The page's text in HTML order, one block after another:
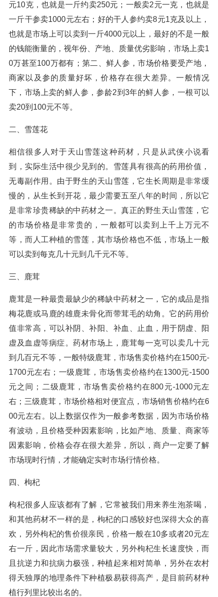
元10克，也就是一斤约卖250元；一般卖2元一克，也就是
一斤干参卖1000元左右；好的干人参约卖8元1克及以上，
也就是市场上可以卖到一斤4000元以上，最好的不是一般
的钱能衡量的，视年份、产地、质量优劣影响，市场上卖1
0万甚至100万都有；第二、鲜人参，市场价格要受产地，
商家以及参的质量好坏，价格存在很大差异。一般情况
下，市场上卖的鲜人参，参龄2到3年的鲜人参，一根可以
卖20到100元不等。
二、雪莲花
相信很多人对于天山雪莲这种药材，只是从武侠小说看
到，实际生活中很少见到的。雪莲具有很高的药用价值，
无毒副作用。由于野生的天山雪莲，它生长周期是非常缓
慢的，从生长到开花，最少需要五至八年的时间，所以它
是非常珍贵稀缺的中药材之一。真正的野生天山雪莲，它
的市场价格是非常贵的，一般都可以卖到上千上万元不
等，而人工种植的雪莲，其市场价格也不低，市场上一般
可以卖到每克几十元到几千元不等。
三、鹿茸
鹿茸是一种最贵最缺少的稀缺中药材之一，它的成品是指
梅花鹿或马鹿的雄鹿未骨化而带茸毛的幼角。它的药用价
值非常高，可以补阴、补阳、补血、止血，用于阴虚、阳
虚及血虚等病症。药材市场上，鹿茸每一克可以卖几十元
到几百元不等，一般特级鹿茸，市场售卖价格约在1500元-
1700元左右；一级鹿茸，市场售卖价格约在1300元-1500
元之间；二级鹿茸，市场售卖价格约在800元-1000元左
右；三级鹿茸，市场价格相对便宜点，市场销售价格约在6
00元左右。以上数据仅作为一般参考数据，因为市场价格
有波动，且价格受种因素影响，比如产地、质量、商家等
因素影响，价格会存在很大差异，所以，商户一定要了解
市场现时行情，才能确定实时市场行情价格。
四、枸杞
枸杞很多人应该都有了解，它常被我们用来养生泡茶喝，
和其他药材不一样的是，枸杞的口感较好也深得大众的喜
欢，另外枸杞的售价很亲民，价格一般在10多或者20元左
右一斤，因此市场需求量较大，另外枸杞生长速度快，而
且抗逆力和抗病力极强，种植起来相对简单，另外在农村
得天独厚的地理条件下种植极易获得高产，是目前药材种
植行列里比较出名的。